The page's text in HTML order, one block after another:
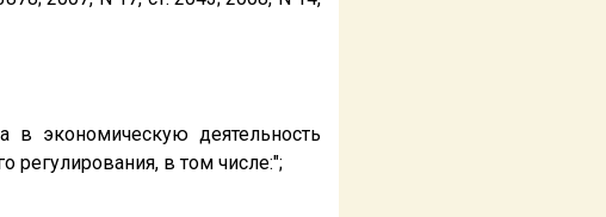
в экономическую деятельность
регулирования, в том числе:";